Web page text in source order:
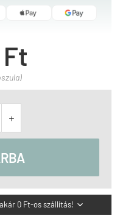

0 Ft-os szállítás! 